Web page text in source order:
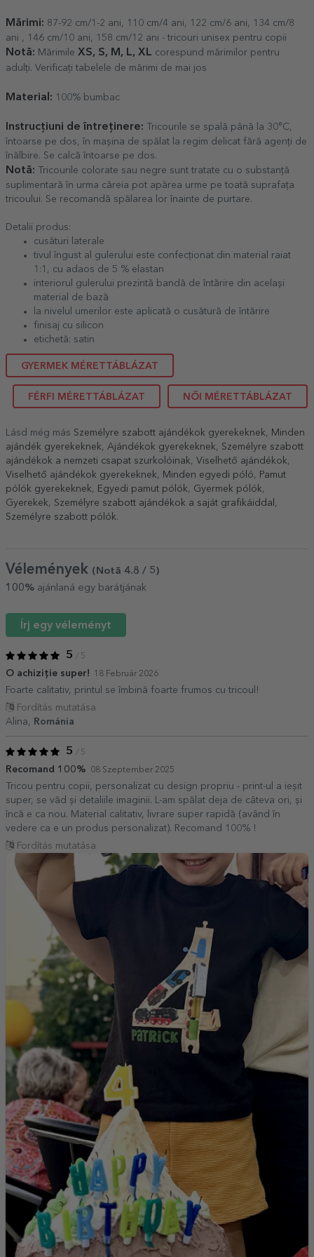
Mărimi: 87-92 cm/1-2 ani, 110 cm/4 ani, 122 cm/6 ani, 134 cm/8
ani , 146 cm/10 ani, 158 cm/12 ani - tricouri unisex pentru copii
Notă: Mărimile XS, S, M, L, XL corespund mărimilor pentru
adulți. Verificați tabelele de mărimi de mai jos
Material: 100% bumbac
Instrucțiuni de întreținere: Tricourile se spală până la 30°C,
întoarse pe dos, în mașina de spălat la regim delicat fără agenți de
înălbire. Se calcă întoarse pe dos.
Notă: Tricourile colorate sau negre sunt tratate cu o substanță
suplimentară în urma căreia pot apărea urme pe toată suprafața
tricoului. Se recomandă spălarea lor înainte de purtare.
Detalii produs:
cusături laterale
tivul îngust al gulerului este confecționat din material raiat
1:1, cu adaos de 5 % elastan
interiorul gulerului prezintă bandă de întărire din același
material de bază
la nivelul umerilor este aplicată o cusătură de întărire
finisaj cu silicon
etichetă: satin
GYERMEK MÉRETTÁBLÁZAT
FÉRFI MÉRETTÁBLÁZAT NŐI MÉRETTÁBLÁZAT
Lásd még más Személyre szabott ajándékok gyerekeknek
Minden
ajándék gyerekeknek
Ajándékok gyerekeknek
Személyre szabott
ajándékok a nemzeti csapat szurkolóinak
Viselhető ajándékok
Viselhető ajándékok gyerekeknek
Minden egyedi póló
Pamut
pólók gyerekeknek
Egyedi pamut pólók Gyermek pólók
Gyerekek
Személyre szabott ajándékok a saját grafikáiddal
Személyre szabott pólók.
Vélemények (Notă 4.8 / 5)
100% ajánlaná egy barátjának
Írj egy véleményt
5 / 5
O achiziție super! 18 Február 2026
Foarte calitativ, printul se îmbină foarte frumos cu tricoul!
Fordítás mutatása
Alina,
Románia
5 / 5
Recomand 100% 08 Szeptember 2025
Tricou pentru copii, personalizat cu design propriu - print-ul a ieșit
super, se văd și detaliile imaginii. L-am spălat deja de câteva ori, și
încă e ca nou. Material calitativ, livrare super rapidă (având în
vedere ca e un produs personalizat). Recomand 100% !
Fordítás mutatása